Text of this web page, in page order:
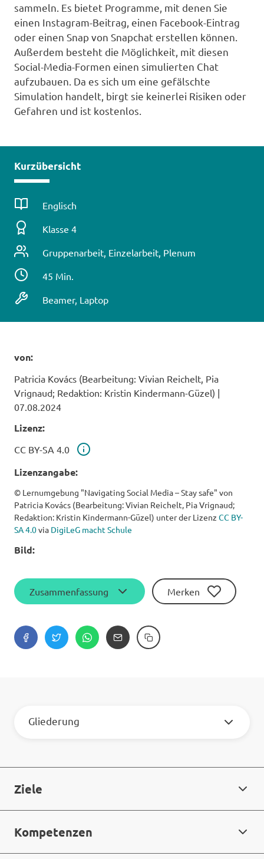
sammeln. Es bietet Programme, mit denen Sie
einen Instagram-Beitrag, einen Facebook-Eintrag
oder einen Snap von Snapchat erstellen können.
Außerdem besteht die Möglichkeit, mit diesen
Social-Media-Formen einen simulierten Chat
aufzubauen. Da es sich um eine gefälschte
Simulation handelt, birgt sie keinerlei Risiken oder
Gefahren und ist kostenlos.
Kurzübersicht
FachEnglisch
Klassenstufe
Klasse 4
Unterrichtsform
Gruppenarbeit, Einzelarbeit, Plenum
Zeitbedarf
Dauer
45 Min.
Technische
Beamer, Laptop
von:
Patricia Kovács (Bearbeitung: Vivian Reichelt, Pia
Vrignaud; Redaktion: Kristin Kindermann-Güzel) |
07.08.2024
Lizenz:
CC BY-SA 4.0
Lizenzangabe:
© Lernumgebung "Navigating Social Media – Stay safe" von
Patricia Kovács (Bearbeitung: Vivian Reichelt, Pia Vrignaud;
Redaktion: Kristin Kindermann-Güzel) unter der Lizenz CC BY-
SA 4.0via DigiLeG macht Schule
Bild:
Zusammenfassung Merken
Gliederung
Ziele
Kompetenzen